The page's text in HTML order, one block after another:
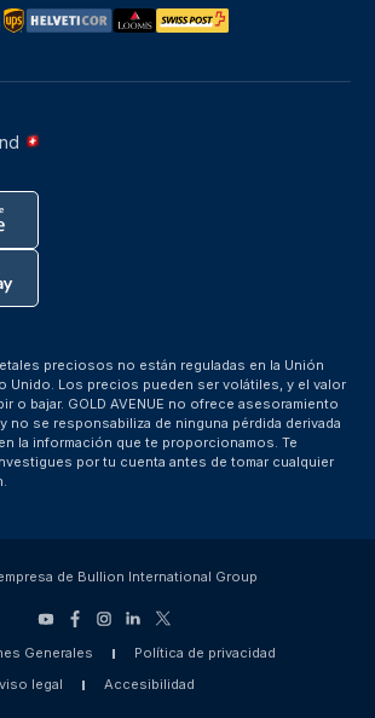
preciosos no están reguladas en la Unión
Unido. Los precios pueden ser volátiles, y el valor
o bajar. GOLD AVENUE no ofrece asesoramiento
no se responsabiliza de ninguna pérdida derivada
la información que te proporcionamos. Te
por tu cuenta antes de tomar cualquier
de Bullion International Group
Generales
Política de privacidad
legal
Accesibilidad